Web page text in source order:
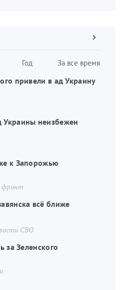
Год За все время
Следующая
привели в ад Украину
неизбежен
к Запорожью
всё ближе
СВО
за Зеленского